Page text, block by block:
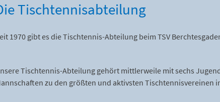
Tischtennisabteilung
1970 gibt es die Tischtennis-Abteilung beim TSV
Tischtennis-Abteilung gehört mittlerweile mit sechs
zu den größten und aktivsten Tischtennisvereinen